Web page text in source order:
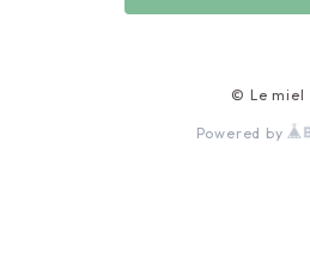
ブレスレット
アクアマリン
カボションカット
© Le miel
Powered by